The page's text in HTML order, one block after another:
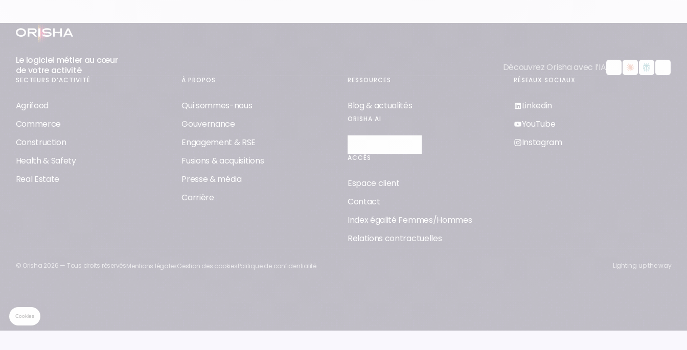
Pied-de-page
Le logiciel métier au cœur
de votre activité
Découvrez Orisha avec l’IA
SECTEURS D’ACTIVITÉ
Agrifood
Commerce
Construction
Health & Safety
Real Estate
À PROPOS
Qui sommes-nous
Gouvernance
Engagement & RSE
Fusions & acquisitions
Presse & média
Carrière
RESSOURCES
Blog & actualités
ORISHA AI
ACCÈS
Espace client
Contact
Index égalité Femmes/Hommes
Relations contractuelles
RÉSEAUX SOCIAUX
Linkedin
YouTube
Instagram
© Orisha 2026 — Tous droits réservésMentions légalesGestion des cookiesPolitique de confidentialité Lighting up the way